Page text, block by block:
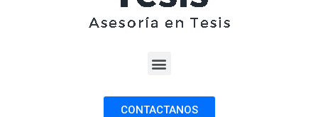
CONTACTANOS